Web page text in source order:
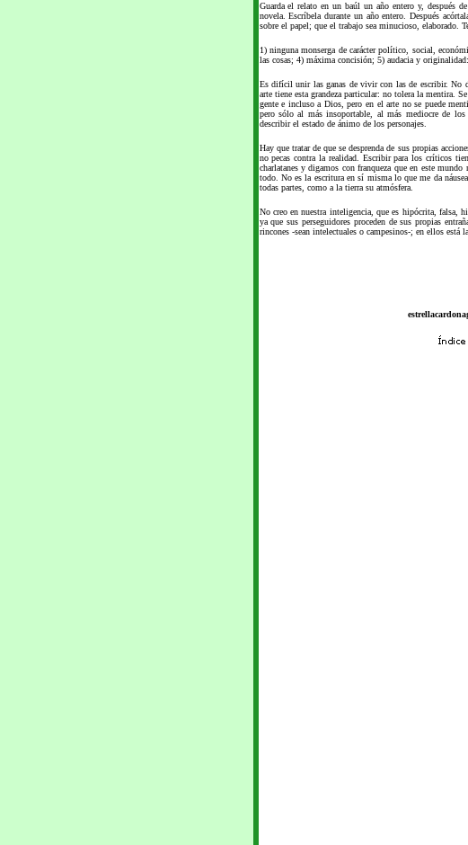
Guarda el relato en un baúl un año entero y, después
novela. Escríbela durante un año entero. Después
sobre el papel; que el trabajo sea minucioso, elaborado.
1) ninguna monserga de carácter político, social,
las cosas; 4) máxima concisión; 5) audacia y
Es difícil unir las ganas de vivir con las de escribir. No
arte tiene esta grandeza particular: no tolera la mentira.
gente e incluso a Dios, pero en el arte no se puede
pero sólo al más insoportable, al más mediocre de
describir el estado de ánimo de los personajes.
Hay que tratar de que se desprenda de sus propias
no pecas contra la realidad. Escribir para los críticos
charlatanes y digamos con franqueza que en este
todo. No es la escritura en sí misma lo que me da
todas partes, como a la tierra su atmósfera.
No creo en nuestra inteligencia, que es hipócrita, falsa,
ya que sus perseguidores proceden de sus propias
rincones -sean intelectuales o campesinos-; en ellos está